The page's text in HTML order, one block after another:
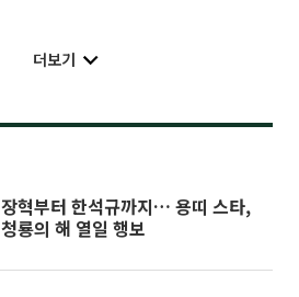
더보기
장혁부터 한석규까지… 용띠 스타,
청룡의 해 열일 행보